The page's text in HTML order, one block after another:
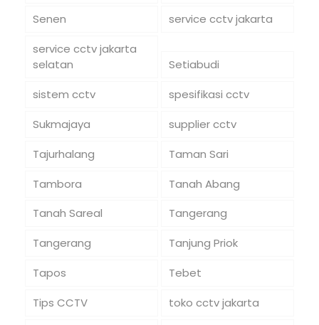
Senen
service cctv jakarta
service cctv jakarta
selatan
Setiabudi
sistem cctv
spesifikasi cctv
Sukmajaya
supplier cctv
Tajurhalang
Taman Sari
Tambora
Tanah Abang
Tanah Sareal
Tangerang
Tangerang
Tanjung Priok
Tapos
Tebet
Tips CCTV
toko cctv jakarta